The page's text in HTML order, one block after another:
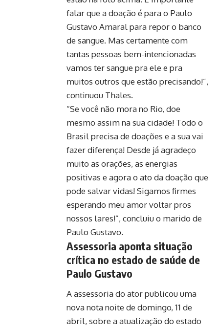
falar que a doação é para o Paulo
Gustavo Amaral para repor o banco
de sangue. Mas certamente com
tantas pessoas bem-intencionadas
vamos ter sangue pra ele e pra
muitos outros que estão precisando!”,
continuou Thales.
“Se você não mora no Rio, doe
mesmo assim na sua cidade! Todo o
Brasil precisa de doações e a sua vai
fazer diferença! Desde já agradeço
muito as orações, as energias
positivas e agora o ato da doação que
pode salvar vidas! Sigamos firmes
esperando meu amor voltar pros
nossos lares!”, concluiu o marido de
Paulo Gustavo.
Assessoria aponta situação
crítica no estado de saúde de
Paulo Gustavo
A assessoria do ator publicou uma
nova nota noite de domingo, 11 de
abril, sobre a atualização do estado